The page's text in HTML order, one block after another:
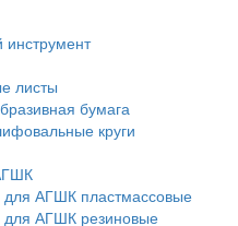
листы
бумага
круги
для АГШК пластмассовые
для АГШК резиновые